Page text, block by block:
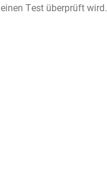
einen Test überprüft wird.